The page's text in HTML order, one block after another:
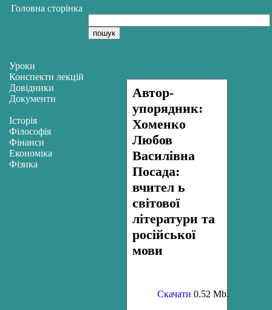
Автор-
упорядник:
Хоменко
Любов
Василівна
Посада:
вчител ь
світової
літератури та
російської
мови
Скачати 0.52 Mb.
Уроки
Конспекти лекцій
Довідники
Документи
Історія
Філософія
Фінанси
Економіка
Фізика
Головна сторінка